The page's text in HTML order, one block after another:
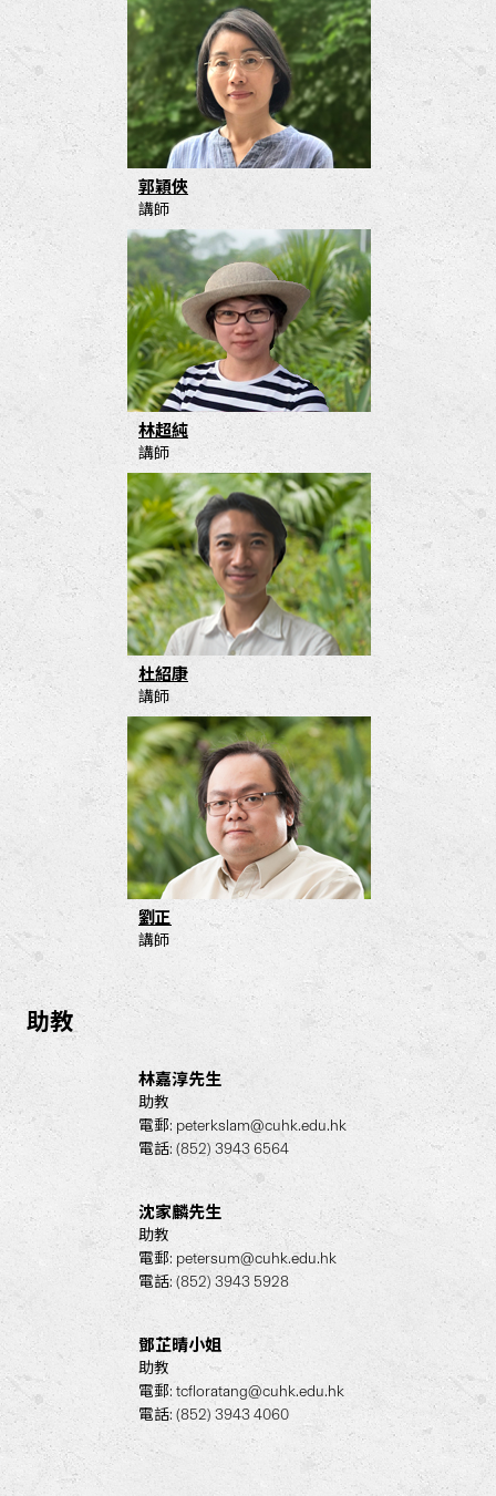
郭穎俠
講師
林超純
講師
杜紹康
講師
劉正
講師
助教
林嘉淳先生
助教
電郵: peterkslam@cuhk.edu.hk
電話: (852) 3943 6564
沈家麟先生
助教
電郵: petersum@cuhk.edu.hk
電話: (852) 3943 5928
鄧芷晴小姐
助教
電郵: tcfloratang@cuhk.edu.hk
電話: (852) 3943 4060